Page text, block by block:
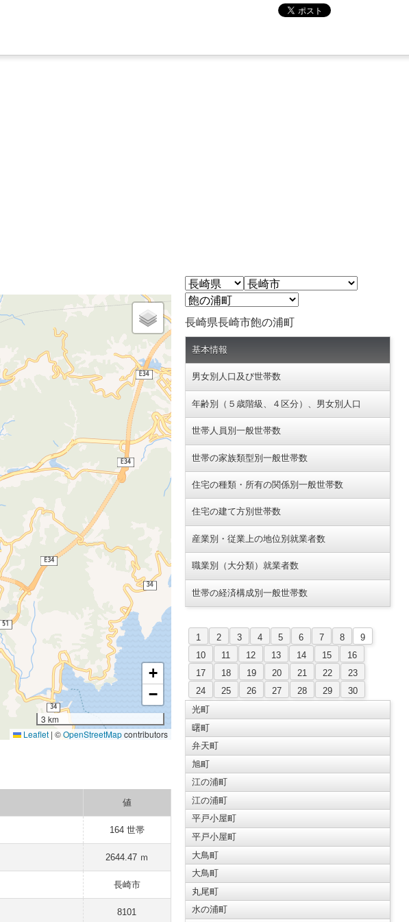
+
−
3 km
Leaflet | ©OpenStreetMapcontributors
値
164 世帯
2644.47 ｍ
長崎市
8101
長崎県長崎市飽の浦町
基本情報
男女別人口及び世帯数
年齢別（５歳階級、４区分）、男女別人口
世帯人員別一般世帯数
世帯の家族類型別一般世帯数
住宅の種類・所有の関係別一般世帯数
住宅の建て方別世帯数
産業別・従業上の地位別就業者数
職業別（大分類）就業者数
世帯の経済構成別一般世帯数
1 2 3 4 5 6 7 8
9
10
11 12 13 14 15
16
17
18 19 20 21 22
23
24
25 26 27 28 29
30
光町
曙町
弁天町
旭町
江の浦町
江の浦町
平戸小屋町
平戸小屋町
大鳥町
大鳥町
丸尾町
水の浦町